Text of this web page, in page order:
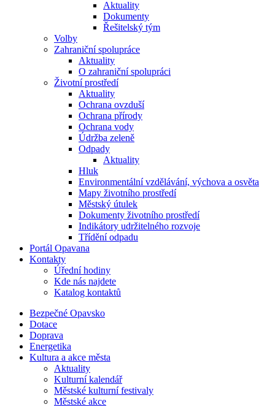
Aktuality
Dokumenty
Řešitelský tým
Volby
Zahraniční spolupráce
Aktuality
O zahraniční spolupráci
Životní prostředí
Aktuality
Ochrana ovzduší
Ochrana přírody
Ochrana vody
Údržba zeleně
Odpady
Aktuality
Hluk
Environmentální vzdělávání, výchova a osvěta
Mapy životního prostředí
Městský útulek
Dokumenty životního prostředí
Indikátory udržitelného rozvoje
Třídění odpadu
Portál Opavana
Kontakty
Úřední hodiny
Kde nás najdete
Katalog kontaktů
Bezpečné Opavsko
Dotace
Doprava
Energetika
Kultura a akce města
Aktuality
Kulturní kalendář
Městské kulturní festivaly
Městské akce